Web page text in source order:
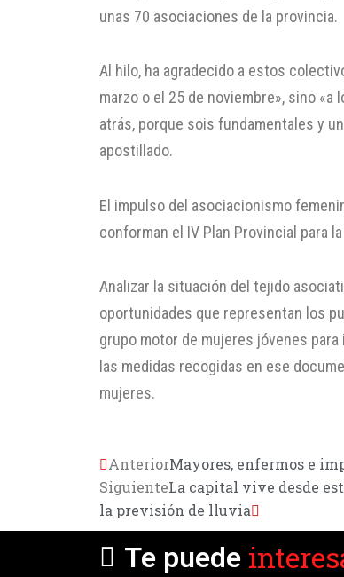
unas 70 asociaciones de la provincia.
Al hilo, ha agradecido a estos
marzo o el 25 de noviembre», sino
atrás, porque sois fundamentales y
apostillado.
El impulso del asociacionismo
conforman el IV Plan Provincial para
Analizar la situación del tejido
oportunidades que representan los
grupo motor de mujeres jóvenes
las medidas recogidas en ese
mujeres.
AnteriorMayores, enfermos e
SiguienteLa capital vive desde
la previsión de lluvia
Te puede